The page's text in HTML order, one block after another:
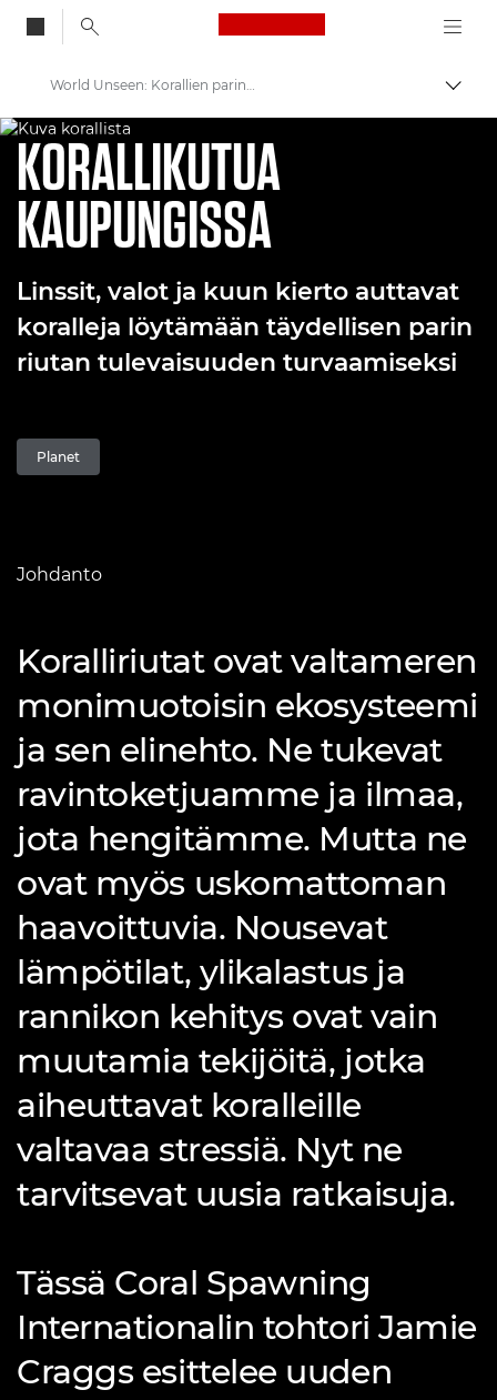
Canon Logo, back
Canon
Welcome to VIEW
Näkymätön maailma: Korallien suojelu tulevaisuuden hyväksi
World Unseen: Korallien parinvalinta alkaa | Canonin koralliriuttasarja
KORALLIKUTUA
KAUPUNGISSA
Linssit, valot ja kuun kierto auttavat
koralleja löytämään täydellisen parin
riutan tulevaisuuden turvaamiseksi
Planet
Johdanto
Koralliriutat ovat valtameren
monimuotoisin ekosysteemi
ja sen elinehto. Ne tukevat
ravintoketjuamme ja ilmaa,
jota hengitämme. Mutta ne
ovat myös uskomattoman
haavoittuvia. Nousevat
lämpötilat, ylikalastus ja
rannikon kehitys ovat vain
muutamia tekijöitä, jotka
aiheuttavat koralleille
valtavaa stressiä. Nyt ne
tarvitsevat uusia ratkaisuja.
Tässä Coral Spawning
Internationalin tohtori Jamie
Craggs esittelee uuden